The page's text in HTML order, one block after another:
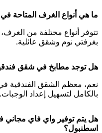
ما هي أنواع الغرف المتاحة
تتوفر أنواع مختلفة من
بغرفتي نوم وشقق عائلية.
هل توجد مطابخ في شقق
نعم، معظم الشقق الفندقية
بالكامل لتسهيل إعداد الوجبات.
هل يتم توفير واي فاي مجاني
اسطنبول؟